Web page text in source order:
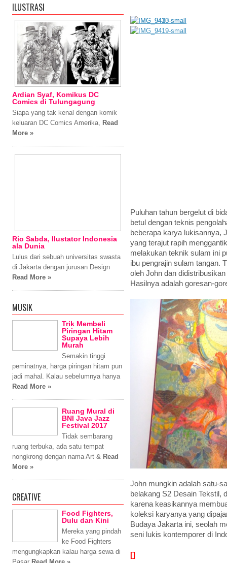
Puluhan tahun bergelut di
betul dengan teknis
beberapa karya lukisannya,
yang terajut rapih
melakukan teknik sulam ini
ibu pengrajin sulam tangan.
oleh John dan
Hasilnya adalah goresan-
John mungkin adalah satu-
belakang S2 Desain Tekstil,
karena keasikannya
koleksi karyanya yang
Budaya Jakarta ini, seolah
seni lukis kontemporer di
[]
ILUSTRASI
Ardian Syaf, Komikus DC
Comics di Tulungagung
Siapa yang tak kenal dengan komik
keluaran DC Comics Amerika,
Read
More »
Rio Sabda, Ilustator Indonesia
ala Dunia
Lulus dari sebuah universitas swasta
di Jakarta dengan jurusan Design
Read More »
MUSIK
Trik Membeli
Piringan Hitam
Supaya Lebih
Murah
Semakin tinggi
peminatnya, harga piringan hitam pun
jadi mahal. Kalau sebelumnya hanya
Read More »
Ruang Mural di
BNI Java Jazz
Festival 2017
Tidak sembarang
ruang terbuka, ada satu tempat
nongkrong dengan nama Art & Read
More »
CREATIVE
Food Fighters,
Dulu dan Kini
Mereka yang pindah
ke Food Fighters
mengungkapkan kalau harga sewa di